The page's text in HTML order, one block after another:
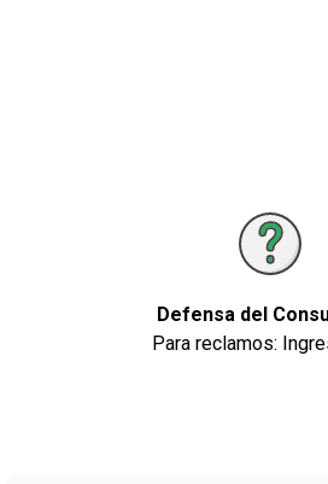
Defensa del
Para reclamos: